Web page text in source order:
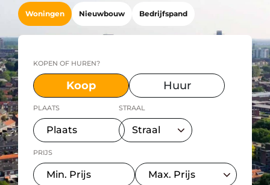
Woningen Nieuwbouw Bedrijfspand
KOPEN OF HUREN?
Koop Huur
PLAATS STRAAL
PRIJS